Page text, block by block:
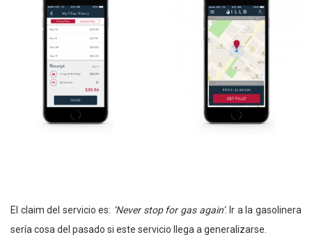
El claim del servicio es: ‘Never stop for gas again’. Ir a la gasolinera
sería cosa del pasado si este servicio llega a generalizarse.